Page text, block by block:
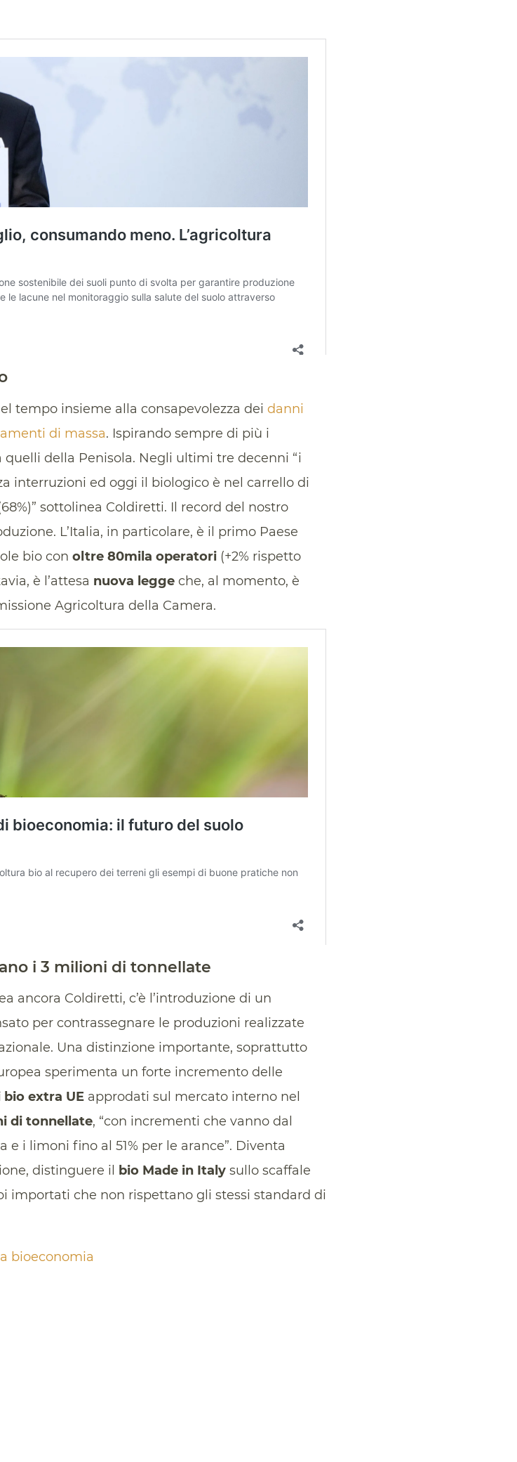
tempo insieme alla consapevolezza dei danni
di massa. Ispirando sempre di più i
della Penisola. Negli ultimi tre decenni “i
interruzioni ed oggi il biologico è nel carrello di
sottolinea Coldiretti. Il record del nostro
L’Italia, in particolare, è il primo Paese
bio con oltre 80mila operatori (+2% rispetto
è l’attesa nuova legge che, al momento, è
Agricoltura della Camera.
i 3 milioni di tonnellate
ancora Coldiretti, c’è l’introduzione di un
per contrassegnare le produzioni realizzate
Una distinzione importante, soprattutto
sperimenta un forte incremento delle
extra UE approdati sul mercato interno nel
di tonnellate, “con incrementi che vanno dal
e i limoni fino al 51% per le arance”. Diventa
distinguere il
bio Made in Italy sullo scaffale
importati che non rispettano gli stessi standard di
bioeconomia